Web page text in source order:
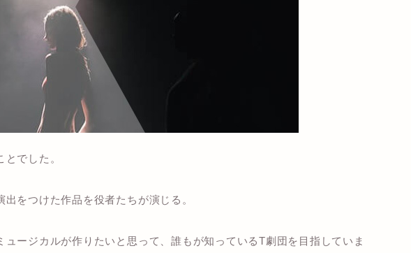
とでした。
をつけた作品を役者たちが演じる。
ュージカルが作りたいと思って、誰もが知っているT劇団を目指していま